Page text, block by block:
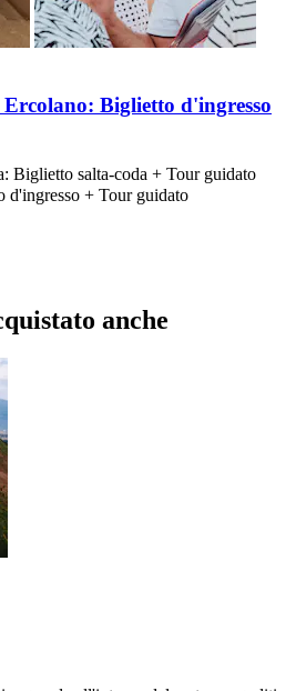
Biglietto d'ingresso
Biglietto salta-coda + Tour guidato
d'ingresso + Tour guidato
anche